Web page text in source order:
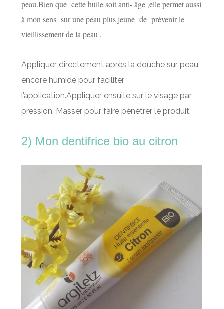
peau.Bien que cette huile soit anti- âge ,elle permet aussi
à mon sens sur une peau plus jeune de prévenir le
vieillissement de la peau .
Appliquer directement après la douche sur peau
encore humide pour faciliter
l’application.Appliquer ensuite sur le visage par
pression. Masser pour faire pénétrer le produit.
2) Mon dentifrice bio au citron